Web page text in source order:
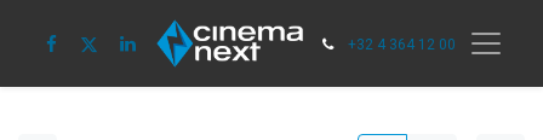
+32 4 364 12 00